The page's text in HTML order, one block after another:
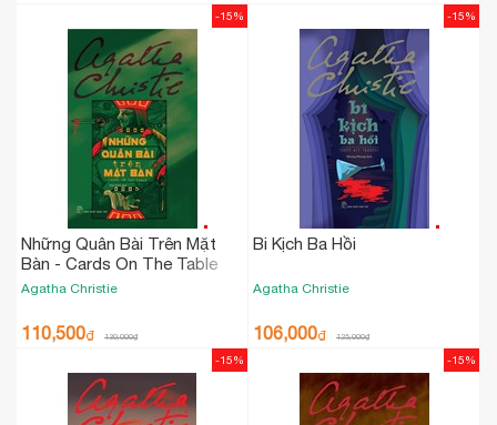
Những Quân Bài Trên Mặt
Bàn - Cards On The Table
Agatha Christie
110,500₫ 130,000₫
-15%
Bi Kịch Ba Hồi
Agatha Christie
106,000₫ 125,000₫
-15%
-15% -15%